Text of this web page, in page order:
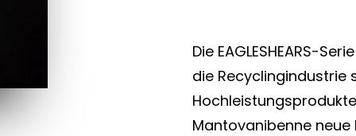
Die EAGLESHEARS-
die Recyclingindustrie
Mantovanibenne